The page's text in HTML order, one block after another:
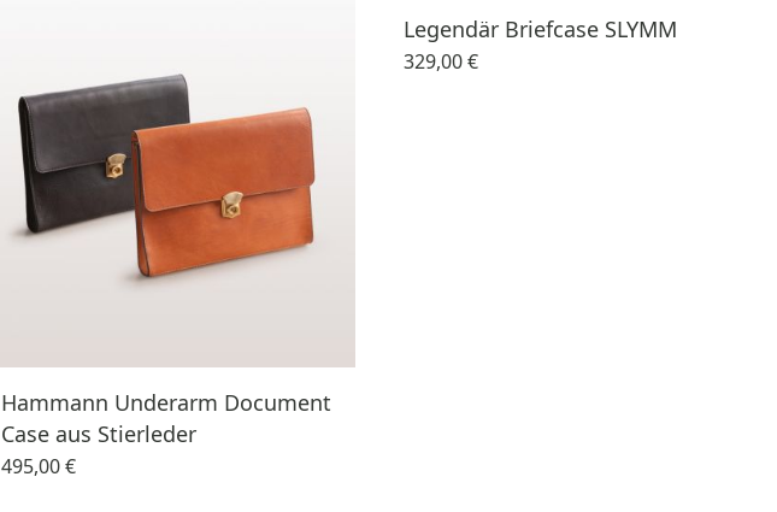
Hammann Underarm Document
Case aus Stierleder
495,00 €
Legendär Briefcase SLYMM
329,00 €